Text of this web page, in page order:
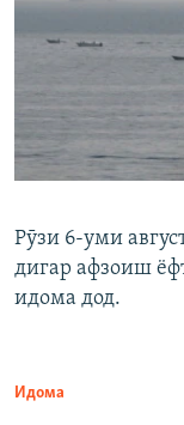
Рӯзи 6-уми
дигар афзоиш
идома дод.
Идома